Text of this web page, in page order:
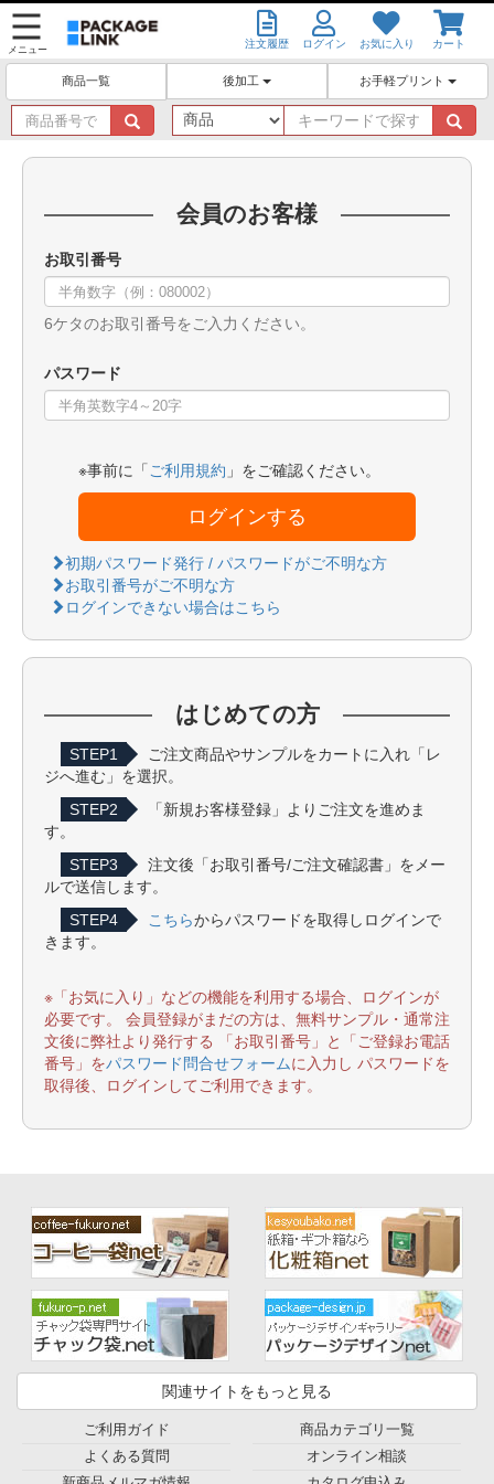
メニュー 注文履歴 ログイン お気に入り カート
商品一覧 後加工 お手軽プリント
商
品
番
キ
ー
ワ
会員のお客様
お取引番号
6ケタのお取引番号をご入力ください。
パスワード
※事前に「 ご利用規約 」をご確認ください。
ログインする
初期パスワード発行 / パスワードがご不明な方
お取引番号がご不明な方
ログインできない場合はこちら
はじめての方
STEP1
ご注文商品やサンプルをカートに入れ「レ
ジへ進む」を選択。
STEP2
「新規お客様登録」よりご注文を進めま
す。
STEP3
注文後「お取引番号/ご注文確認書」をメー
ルで送信します。
STEP4
こちらからパスワードを取得しログインで
きます。
※「お気に入り」などの機能を利用する場合、ログインが
必要です。 会員登録がまだの方は、無料サンプル・通常注
文後に弊社より発行する 「お取引番号」と「ご登録お電話
番号」をパスワード問合せフォームに入力し パスワードを
取得後、ログインしてご利用できます。
関連サイトをもっと見る
ご利用ガイド
よくある質問
商品カテゴリ一覧
オンライン相談